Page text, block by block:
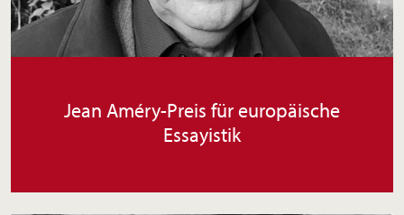
Jean Améry-Preis für europäische
Essayistik